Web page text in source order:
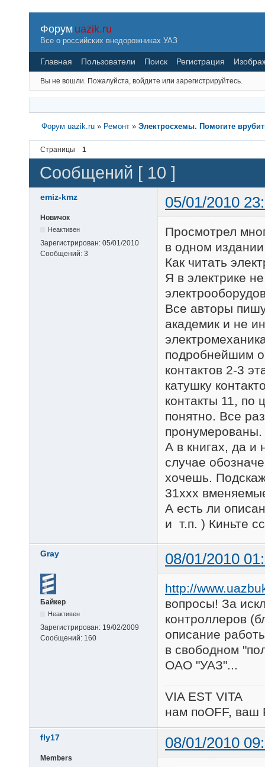
Форум uazik.ru
Все о российских внедорожниках УАЗ
Главная Пользователи Поиск Регистрация
Вы не вошли. Пожалуйста, войдите или зарегистрируйтесь.
Форум uazik.ru » Ремонт » Электросхемы. Помогите
Страницы 1
Сообщений [ 10 ]
emiz-kmz 05/01/2010
Новичок
Неактивен
Зарегистрирован: 05/01/2010
Сообщений: 3
Просмотрел
в одном
Как читать
Я в электрике
Все авторы
академик и не
подробнейшим
контактов 2-3
катушку
контакты 11, по
понятно. Все
пронумерованы.
А в книгах, да и
случае
хочешь.
31ххх
А есть ли
и т.п. ) Киньте
Gray 08/01/2010
Байкер
Неактивен
Зарегистрирован: 19/02/2009
Сообщений: 160
http://
вопросы! За
контроллеров
описание
в свободном
ОАО "УАЗ"...
VIA EST VITA
нам поOFF, ваш
fly17 08/01/2010
Members